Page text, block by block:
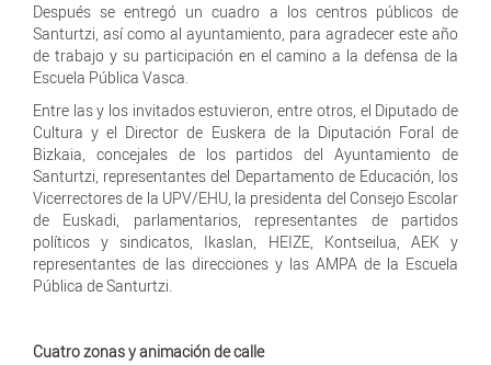
Después se entregó un cuadro a los centros públicos de
Santurtzi, así como al ayuntamiento, para agradecer este año
de trabajo y su participación en el camino a la defensa de la
Escuela Pública Vasca.
Entre las y los invitados estuvieron, entre otros, el Diputado de
Cultura y el Director de Euskera de la Diputación Foral de
Bizkaia, concejales de los partidos del Ayuntamiento de
Santurtzi, representantes del Departamento de Educación, los
Vicerrectores de la UPV/EHU, la presidenta del Consejo Escolar
de Euskadi, parlamentarios, representantes de partidos
políticos y sindicatos, Ikaslan, HEIZE, Kontseilua, AEK y
representantes de las direcciones y las AMPA de la Escuela
Pública de Santurtzi.
Cuatro zonas y animación de calle